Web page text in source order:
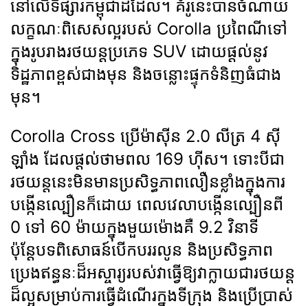
នៅលើទីផ្សារកម្ពុជាដដែល។ គំរូនេះបានចំណាយ
លក្ខណៈពិសេសល្អរបស់ Corolla ប្រពៃណីទៅ
ក្នុងរូបរាងរថយន្តប្រភេទ SUV ដោយផ្ដល់នូវ
ទិដ្ឋភាពខ្ពស់ជាងមុន និងចន្លោះផ្ទុកទំនិញធំជាង
មុន។
Corolla Cross ប្រើម៉ាស៊ីន 2.0 លីត្រ 4 ស៊ី
ឡាំង ដែលផ្ដល់ថាមពល 169 ហ៊ីស។ ទោះបីជា
រថយន្តនេះមិនមានប្រសិទ្ធភាពលឿនខ្លាំងក្នុងការ
បង្កើនល្បឿនក៏ដោយ ពេលវេលាបង្កើនល្បឿនពី
0 ទៅ 60 ម៉ាយក្នុងមួយម៉ោងគឺ 9.2 វិនាទី
ប៉ុន្តែបទពិសោធន៍បើកបររលូន និងប្រសិទ្ធភាព
ប្រេងឥន្ធនៈដ៏អស្ចារ្យរបស់វាធ្វើឱ្យវាក្លាយជារថយន្ត
ដ៏ល្អសម្រាប់ការធ្វើដំណើរក្នុងទីក្រុង និងប្រើប្រាស់